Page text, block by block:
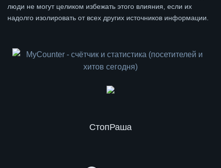
люди не могут целиком избежать этого влияния, если их
надолго изолировать от всех других источников информации.
СтопРаша